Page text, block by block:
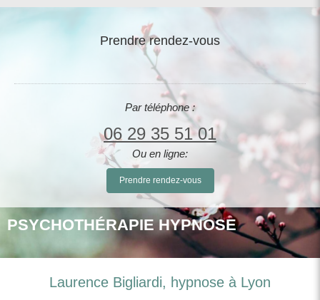
Prendre rendez-vous
Par téléphone :
06 29 35 51 01
Ou en ligne:
Prendre rendez-vous
PSYCHOTHÉRAPIE HYPNOSE
Laurence Bigliardi, hypnose à Lyon